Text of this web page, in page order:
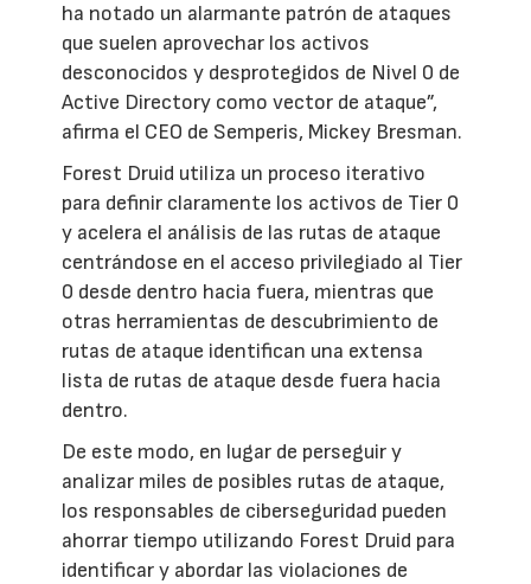
ha notado un alarmante patrón de ataques
que suelen aprovechar los activos
desconocidos y desprotegidos de Nivel 0 de
Active Directory como vector de ataque”,
afirma el CEO de Semperis, Mickey Bresman.
Forest Druid utiliza un proceso iterativo
para definir claramente los activos de Tier 0
y acelera el análisis de las rutas de ataque
centrándose en el acceso privilegiado al Tier
0 desde dentro hacia fuera, mientras que
otras herramientas de descubrimiento de
rutas de ataque identifican una extensa
lista de rutas de ataque desde fuera hacia
dentro.
De este modo, en lugar de perseguir y
analizar miles de posibles rutas de ataque,
los responsables de ciberseguridad pueden
ahorrar tiempo utilizando Forest Druid para
identificar y abordar las violaciones de